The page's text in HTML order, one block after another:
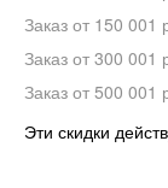
Заказ от 150 001
Заказ от 300 001
Заказ от 500 001
Эти скидки